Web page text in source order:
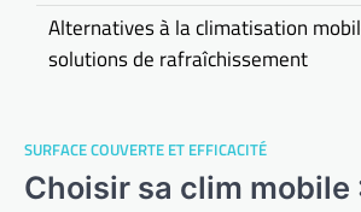
SURFACE COUVERTE ET EFFICACITÉ
Choisir sa clim mobile
Alternatives à la climatisation
solutions de rafraîchissement